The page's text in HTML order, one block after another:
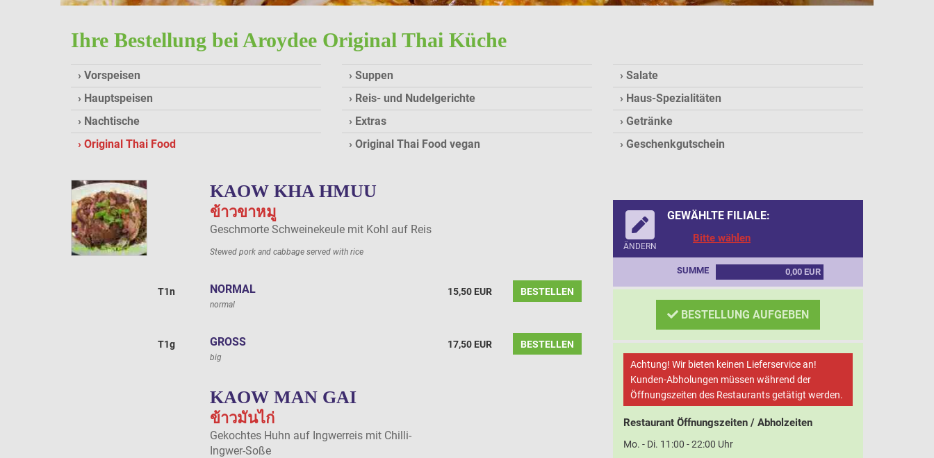
Ihre Bestellung bei Aroydee Original Thai Küche
Vorspeisen Suppen
Salate
Hauptspeisen
Reis- und Nudelgerichte
Haus-Spezialitäten
Nachtische
Extras
Getränke
Original Thai Food
Original Thai Food vegan Geschenkgutschein
KAOW KHA HMUU
ข้าวขาหมู
Geschmorte Schweinekeule mit Kohl auf Reis
Stewed pork and cabbage served with rice
T1n NORMAL
normal
15,50 EUR BESTELLEN
T1g GROSS
big
17,50 EUR BESTELLEN
KAOW MAN GAI
ข้าวมันไก่
Gekochtes Huhn auf Ingwerreis mit Chilli-
Ingwer-Soße
ÄNDERN
GEWÄHLTE FILIALE:
Bitte wählen
SUMME 0,00 EUR
BESTELLUNG AUFGEBEN
Achtung! Wir bieten keinen Lieferservice an!
Kunden-Abholungen müssen während der
Öffnungszeiten des Restaurants getätigt werden.
Restaurant Öffnungszeiten / Abholzeiten
Mo. - Di. 11:00 - 22:00 Uhr